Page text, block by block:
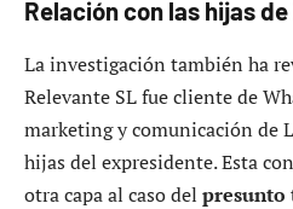
Relación con las hijas
La investigación también ha
Relevante SL fue cliente de
marketing y comunicación de
hijas del expresidente. Esta
otra capa al caso del presunto